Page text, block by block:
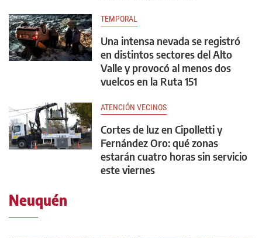
TEMPORAL
Una intensa nevada se registró
en distintos sectores del Alto
Valle y provocó al menos dos
vuelcos en la Ruta 151
ATENCIÓN VECINOS
Cortes de luz en Cipolletti y
Fernández Oro: qué zonas
estarán cuatro horas sin servicio
este viernes
Neuquén